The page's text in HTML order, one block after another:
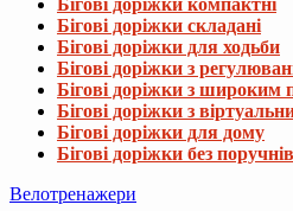
Бігові доріжки компактні
Бігові доріжки складані
Бігові доріжки для ходьби
Бігові доріжки з
Бігові доріжки з широким
Бігові доріжки з
Бігові доріжки для дому
Бігові доріжки без поручнів
Велотренажери